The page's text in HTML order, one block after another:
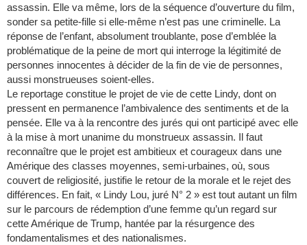
assassin. Elle va même, lors de la séquence d’ouverture du film,
sonder sa petite-fille si elle-même n’est pas une criminelle. La
réponse de l’enfant, absolument troublante, pose d’emblée la
problématique de la peine de mort qui interroge la légitimité de
personnes innocentes à décider de la fin de vie de personnes,
aussi monstrueuses soient-elles.
Le reportage constitue le projet de vie de cette Lindy, dont on
pressent en permanence l’ambivalence des sentiments et de la
pensée. Elle va à la rencontre des jurés qui ont participé avec elle
à la mise à mort unanime du monstrueux assassin. Il faut
reconnaître que le projet est ambitieux et courageux dans une
Amérique des classes moyennes, semi-urbaines, où, sous
couvert de religiosité, justifie le retour de la morale et le rejet des
différences. En fait, « Lindy Lou, juré N° 2 » est tout autant un film
sur le parcours de rédemption d’une femme qu’un regard sur
cette Amérique de Trump, hantée par la résurgence des
fondamentalismes et des nationalismes.